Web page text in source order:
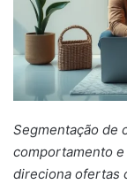
Segmentação de
comportamento
direciona ofertas